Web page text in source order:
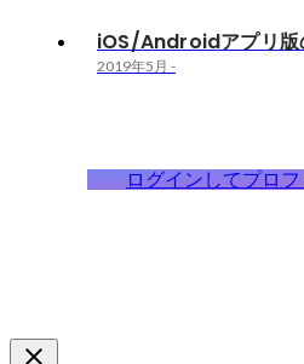
iOS/Androidアプリ版
2019年5月 -
ログインしてプロ